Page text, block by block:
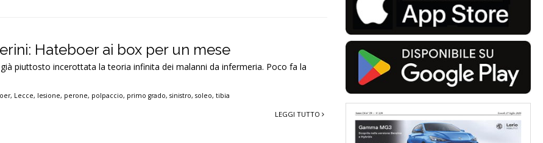
Hateboer ai box per un mese
già piuttosto incerottata la teoria infinita dei malanni da infermeria. Poco fa la
, Lecce, lesione, perone, polpaccio, primo grado,sinistro,soleo,tibia
LEGGI TUTTO